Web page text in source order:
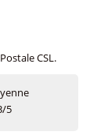
CSL.
5